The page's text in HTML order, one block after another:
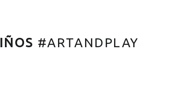
#ARTANDPLAY